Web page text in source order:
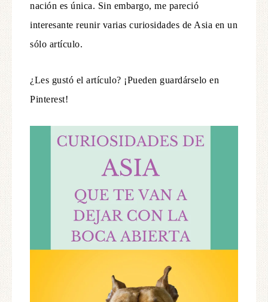
nación es única. Sin embargo, me pareció
interesante reunir varias curiosidades de Asia en un
sólo artículo.
¿Les gustó el artículo? ¡Pueden guardárselo en
Pinterest!